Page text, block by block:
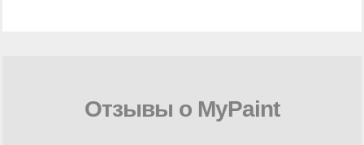
Отзывы о MyPaint